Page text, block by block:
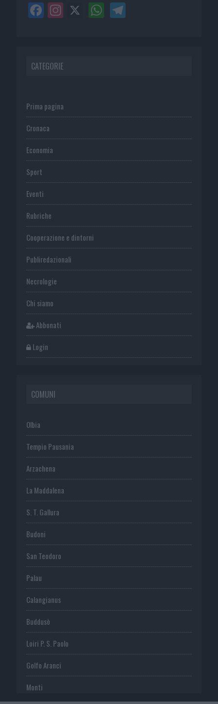
CATEGORIE
Prima pagina
Cronaca
Economia
Sport
Eventi
Rubriche
Cooperazione e dintorni
Publiredazionali
Necrologie
Chi siamo
Abbonati
Login
COMUNI
Olbia
Tempio Pausania
Arzachena
La Maddalena
S. T. Gallura
Budoni
San Teodoro
Palau
Calangianus
Buddusò
Loiri P. S. Paolo
Golfo Aranci
Monti